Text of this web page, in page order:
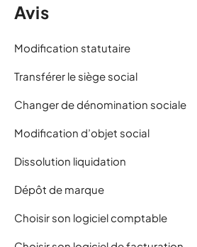
Avis
Modification statutaire
Transférer le siège social
Changer de dénomination sociale
Modification d’objet social
Dissolution liquidation
Dépôt de marque
Choisir son logiciel comptable